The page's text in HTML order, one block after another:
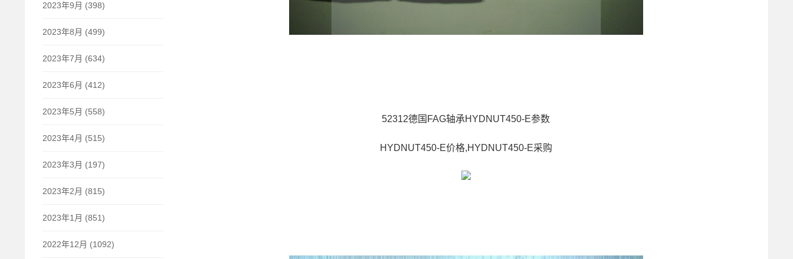
2023年9月 (398)
2023年8月 (499)
2023年7月 (634)
2023年6月 (412)
2023年5月 (558)
2023年4月 (515)
2023年3月 (197)
2023年2月 (815)
2023年1月 (851)
2022年12月 (1092)
52312德国FAG轴承HYDNUT450-E参数
HYDNUT450-E价格,HYDNUT450-E采购